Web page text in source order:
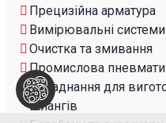
Прецизійна арматура
Вимірювальні
Очистка та змивання
Промислова
Обладнання для
шлангів